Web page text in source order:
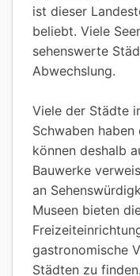
ist dieser
beliebt. Viele
sehenswerte
Abwechslung.
Viele der Städte
Schwaben
können deshalb
Bauwerke
an
Museen bieten
gastronomische
Städten zu finden.